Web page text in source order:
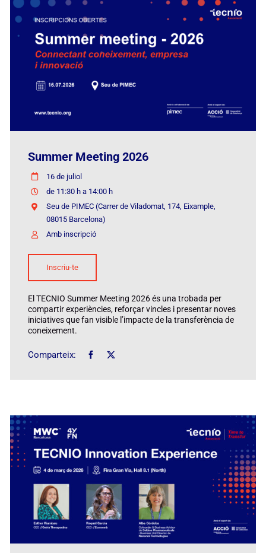
Summer Meeting 2026
16 de juliol
de 11:30 h a 14:00 h
Seu de PIMEC (Carrer de Viladomat, 174, Eixample,
08015 Barcelona)
Amb inscripció
Inscriu-te
El TECNIO Summer Meeting 2026 és una trobada per
compartir experiències, reforçar vincles i presentar noves
iniciatives que fan visible l’impacte de la transferència de
coneixement.
Comparteix: